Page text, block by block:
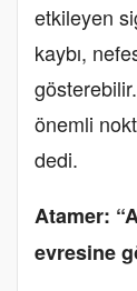
etkileyen
kaybı,
önemli
dedi.
Atamer:
evresine